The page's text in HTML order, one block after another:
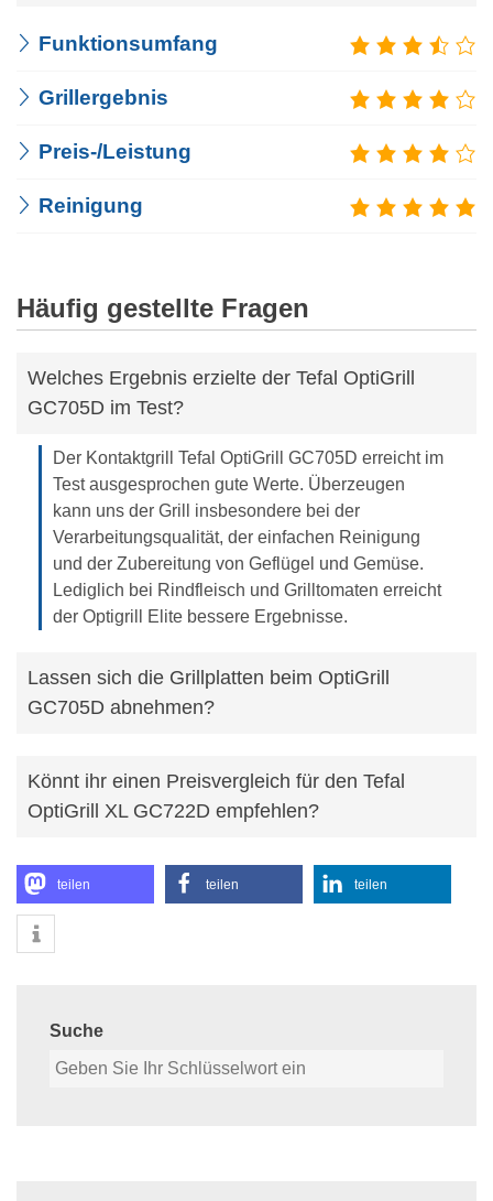
Funktionsumfang
Grillergebnis
Preis-/Leistung
Reinigung
Häufig gestellte Fragen
Welches Ergebnis erzielte der Tefal OptiGrill
GC705D im Test?
Der Kontaktgrill Tefal OptiGrill GC705D erreicht im
Test ausgesprochen gute Werte. Überzeugen
kann uns der Grill insbesondere bei der
Verarbeitungsqualität, der einfachen Reinigung
und der Zubereitung von Geflügel und Gemüse.
Lediglich bei Rindfleisch und Grilltomaten erreicht
der Optigrill Elite bessere Ergebnisse.
Lassen sich die Grillplatten beim OptiGrill
GC705D abnehmen?
Könnt ihr einen Preisvergleich für den Tefal
OptiGrill XL GC722D empfehlen?
teilen teilen teilen
Suche